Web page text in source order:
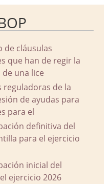
de cláusulas
que han de regir la
una lice
reguladoras de la
de ayudas para
para el
definitiva del
para el ejercicio
inicial del
ejercicio 2026